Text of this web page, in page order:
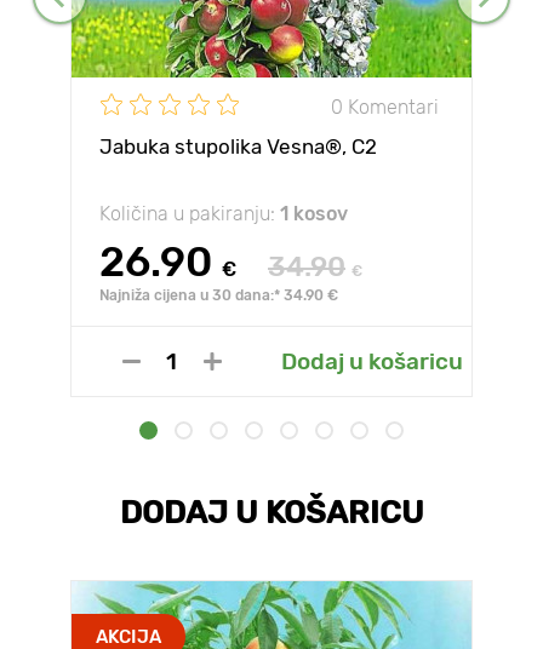
0 Komentari
Jabuka stupolika Vesna®, C2
Količina u pakiranju: 1 kosov
26.90 € 34.90 €
Najniža cijena u 30 dana:* 34.90 €
Dodaj u košaricu
DODAJ U KOŠARICU
AKCIJA